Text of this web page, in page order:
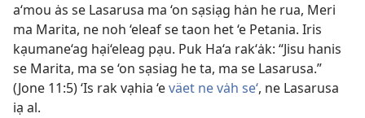
a‘mou ȧs se Lasarusa ma ‘on sạsiạg hȧn he rua, Meri
ma Marita, ne noh ‘eleaf se taon het ‘e Petania. Iris
kạumane‘ag hại‘eleag pạu. Puk Ha‘a rak‘ȧk: “Jisu hanis
se Marita, ma se ‘on sạsiag he ta, ma se Lasarusa.”
(Jone 11:5) ‘Is rak vạhia ‘eväet ne vȧh se‘, ne Lasarusa
iạ al.